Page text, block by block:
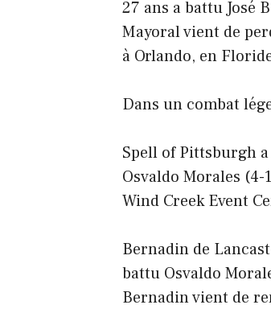
27 ans a battu José
Mayoral vient de
à Orlando, en
Dans un combat
Spell of Pittsburgh
Osvaldo Morales
Wind Creek Event
Bernadin de
battu Osvaldo
Bernadin vient de